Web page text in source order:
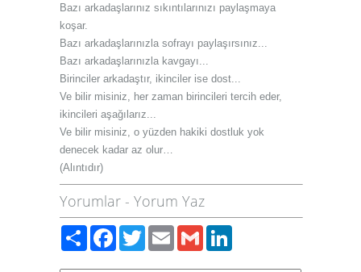
Bazı arkadaşlarınız sıkıntılarınızı paylaşmaya
koşar.
Bazı arkadaşlarınızla sofrayı paylaşırsınız...
Bazı arkadaşlarınızla kavgayı...
Birinciler arkadaştır, ikinciler ise dost...
Ve bilir misiniz, her zaman birincileri tercih eder,
ikincileri aşağılarız...
Ve bilir misiniz, o yüzden hakiki dostluk yok
denecek kadar az olur…
(Alıntıdır)
Yorumlar - Yorum Yaz
PaylaşFacebook
TwitterEmailGmail